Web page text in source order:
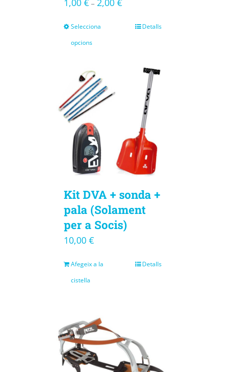
1,00 €– 2,00 €
Selecciona
opcions
Detalls
Kit DVA + sonda +
pala (Solament
per a Socis)
10,00 €
Afegeix a la
cistella
Detalls